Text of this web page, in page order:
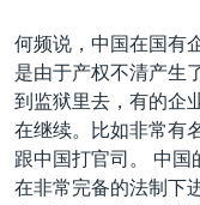
何频说，中国在国有
是由于产权不清产生
到监狱里去，有的企
在继续。比如非常有
跟中国打官司。 中国
在非常完备的法制下